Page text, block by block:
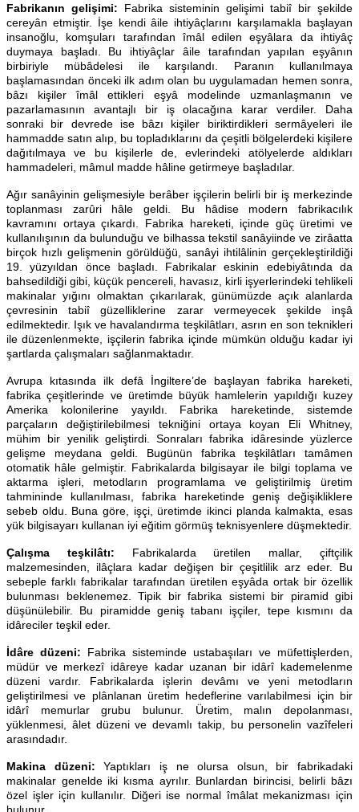
Fabrikanın gelişimi: Fabrika sisteminin gelişimi tabiî bir şekilde
cereyân etmiştir. İşe kendi âile ihtiyâçlarını karşılamakla başlayan
insanoğlu, komşuları tarafından îmâl edilen eşyâlara da ihtiyâç
duymaya başladı. Bu ihtiyâçlar âile tarafından yapılan eşyânın
birbiriyle mübâdelesi ile karşılandı. Paranın kullanılmaya
başlamasından önceki ilk adım olan bu uygulamadan hemen sonra,
bâzı kişiler îmâl ettikleri eşyâ modelinde uzmanlaşmanın ve
pazarlamasının avantajlı bir iş olacağına karar verdiler. Daha
sonraki bir devrede ise bâzı kişiler biriktirdikleri sermâyeleri ile
hammadde satın alıp, bu topladıklarını da çeşitli bölgelerdeki kişilere
dağıtılmaya ve bu kişilerle de, evlerindeki atölyelerde aldıkları
hammadeleri, mâmul madde hâline getirmeye başladılar.
Ağır sanâyinin gelişmesiyle berâber işçilerin belirli bir iş merkezinde
toplanması zarûri hâle geldi. Bu hâdise modern fabrikacılık
kavramını ortaya çıkardı. Fabrika hareketi, içinde güç üretimi ve
kullanılışının da bulunduğu ve bilhassa tekstil sanâyiinde ve zirâatta
birçok hızlı gelişmenin görüldüğü, sanâyi ihtilâlinin gerçekleştirildiği
19. yüzyıldan önce başladı. Fabrikalar eskinin edebiyâtında da
bahsedildiği gibi, küçük pencereli, havasız, kirli işyerlerindeki tehlikeli
makinalar yığını olmaktan çıkarılarak, günümüzde açık alanlarda
çevresinin tabiî güzelliklerine zarar vermeyecek şekilde inşâ
edilmektedir. Işık ve havalandırma teşkilâtları, asrın en son teknikleri
ile düzenlenmekte, işçilerin fabrika içinde mümkün olduğu kadar iyi
şartlarda çalışmaları sağlanmaktadır.
Avrupa kıtasında ilk defâ İngiltere’de başlayan fabrika hareketi,
fabrika çeşitlerinde ve üretimde büyük hamlelerin yapıldığı kuzey
Amerika kolonilerine yayıldı. Fabrika hareketinde, sistemde
parçaların değiştirilebilmesi tekniğini ortaya koyan Eli Whitney,
mühim bir yenilik geliştirdi. Sonraları fabrika idâresinde yüzlerce
gelişme meydana geldi. Bugünün fabrika teşkilâtları tamâmen
otomatik hâle gelmiştir. Fabrikalarda bilgisayar ile bilgi toplama ve
aktarma işleri, metodların programlama ve geliştirilmiş üretim
tahmininde kullanılması, fabrika hareketinde geniş değişikliklere
sebeb oldu. Buna göre, işçi, üretimde ikinci planda kalmakta, esas
yük bilgisayarı kullanan iyi eğitim görmüş teknisyenlere düşmektedir.
Çalışma teşkilâtı: Fabrikalarda üretilen mallar, çiftçilik
malzemesinden, ilâçlara kadar değişen bir çeşitlilik arz eder. Bu
sebeple farklı fabrikalar tarafından üretilen eşyâda ortak bir özellik
bulunması beklenemez. Tipik bir fabrika sistemi bir piramid gibi
düşünülebilir. Bu piramidde geniş tabanı işçiler, tepe kısmını da
idâreciler teşkil eder.
İdâre düzeni: Fabrika sisteminde ustabaşıları ve müfettişlerden,
müdür ve merkezî idâreye kadar uzanan bir idârî kademelenme
düzeni vardır. Fabrikalarda işlerin devâmı ve yeni metodların
geliştirilmesi ve plânlanan üretim hedeflerine varılabilmesi için bir
idârî memurlar grubu bulunur. Üretim, malın depolanması,
yüklenmesi, âlet düzeni ve devamlı takip, bu personelin vazîfeleri
arasındadır.
Makina düzeni: Yaptıkları iş ne olursa olsun, bir fabrikadaki
makinalar genelde iki kısma ayrılır. Bunlardan birincisi, belirli bâzı
özel işler için kullanılır. Diğeri ise normal îmâlat mekanizması için